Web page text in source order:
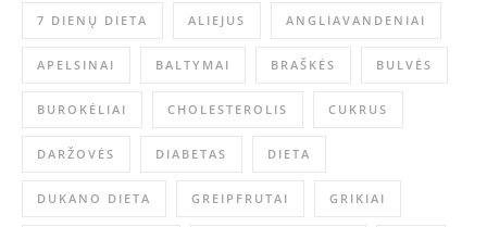
7 DIENŲ DIETA ALIEJUS ANGLIAVANDENIAI
APELSINAI BALTYMAI BRAŠKĖS BULVĖS
BUROKĖLIAI CHOLESTEROLIS CUKRUS
DARŽOVĖS DIABETAS DIETA
DUKANO DIETA GREIPFRUTAI GRIKIAI